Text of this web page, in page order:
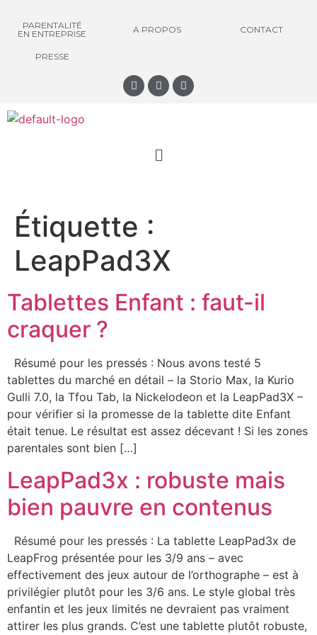
PARENTALITÉ
EN ENTREPRISE
A PROPOS CONTACT
PRESSE
Étiquette :
LeapPad3X
Tablettes Enfant : faut-il
craquer ?
Résumé pour les pressés : Nous avons testé 5
tablettes du marché en détail – la Storio Max, la Kurio
Gulli 7.0, la Tfou Tab, la Nickelodeon et la LeapPad3X –
pour vérifier si la promesse de la tablette dite Enfant
était tenue. Le résultat est assez décevant ! Si les zones
parentales sont bien […]
LeapPad3x : robuste mais
bien pauvre en contenus
Résumé pour les pressés : La tablette LeapPad3x de
LeapFrog présentée pour les 3/9 ans – avec
effectivement des jeux autour de l’orthographe – est à
privilégier plutôt pour les 3/6 ans. Le style global très
enfantin et les jeux limités ne devraient pas vraiment
attirer les plus grands. C’est une tablette plutôt robuste,